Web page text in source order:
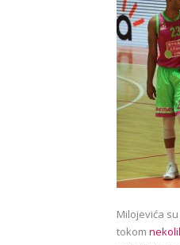
Milojevića
tokom